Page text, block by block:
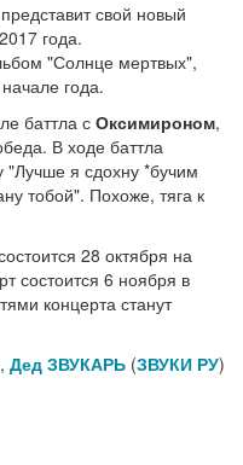
свой новый
года.
"Солнце мертвых",
года.
баттла с Оксимироном,
В ходе баттла
я сдохну *бучим
тобой". Похоже, тяга к
28 октября на
состоится 6 ноября в
концерта станут
Дед ЗВУКАРЬ (ЗВУКИ РУ)